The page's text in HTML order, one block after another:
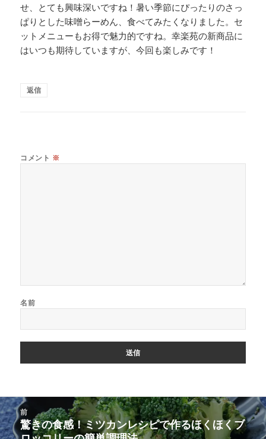
せ、とても興味深いですね！暑い季節にぴったりのさっ
ぱりとした味噌らーめん、食べてみたくなりました。セ
ットメニューもお得で魅力的ですね。幸楽苑の新商品に
はいつも期待していますが、今回も楽しみです！
返信
コメント ※
名前
投
稿
ナ
前
前
驚きの食感！ミツカンレシピで作るほくほくブ